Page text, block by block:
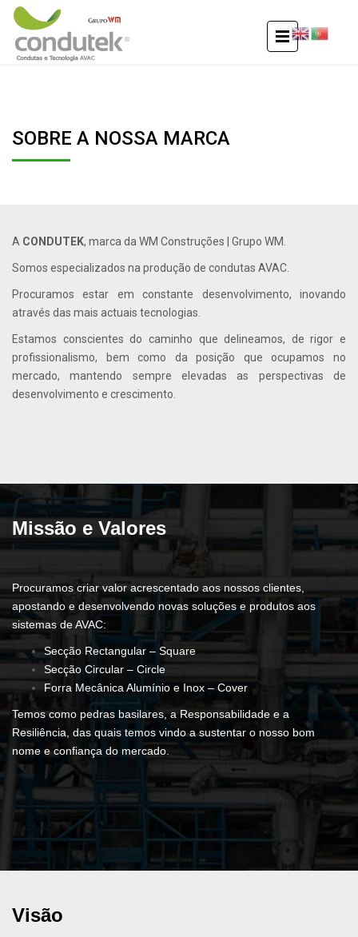
SOBRE A NOSSA MARCA
A CONDUTEK, marca da WM Construções | Grupo WM.
Somos especializados na produção de condutas AVAC.
Procuramos estar em constante desenvolvimento, inovando
através das mais actuais tecnologias.
Estamos conscientes do caminho que delineamos, de rigor e
profissionalismo, bem como da posição que ocupamos no
mercado, mantendo sempre elevadas as perspectivas de
desenvolvimento e crescimento.
Missão e Valores
Procuramos criar valor acrescentado aos nossos clientes,
apostando e desenvolvendo novas soluções e produtos aos
sistemas de AVAC:
Secção Rectangular – Square
Secção Circular – Circle
Forra Mecânica Alumínio e Inox – Cover
Temos como pedras basilares, a Responsabilidade e a
Resiliência, das quais temos vindo a sustentar o nosso bom
nome e confiança do mercado.
Visão